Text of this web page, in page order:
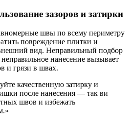
зазоров и затирки
швы по всему периметру
повреждение плитки и
вид. Неправильный подбор
нанесение вызывает
и грязи в швах.
качественную затирку и
после нанесения — так ви
швов и избежать